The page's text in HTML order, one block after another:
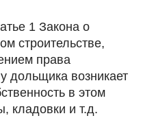
1 Закона о
строительстве,
права
дольщика возникает
в этом
кладовки и т.д.